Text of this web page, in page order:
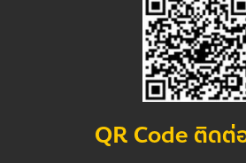
QR Code ติดต่